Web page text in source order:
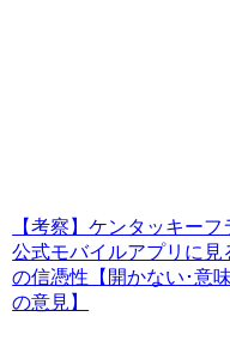
【考察】ケンタッキー
公式モバイルアプリに見
の信憑性【開かない･意
の意見】